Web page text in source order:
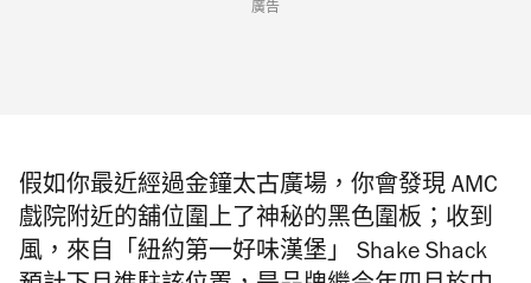
廣告
假如你最近經過金鐘太古廣場，你會發現 AMC
戲院附近的舖位圍上了神秘的黑色圍板；收到
風，來自
「紐約第一好味漢堡」
Shake Shack